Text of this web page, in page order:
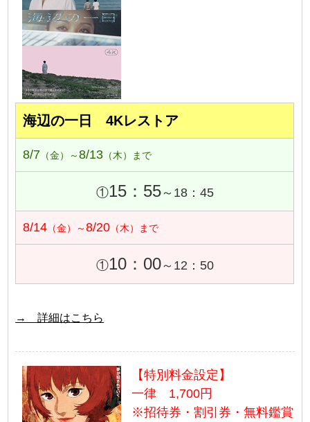
海辺の一日 4Kレストア
8/7 （金）～8/13 （木）まで
①15：55～18：45
8/14 （金）～8/20 （木）まで
①10：00～12：50
→ 詳細はこちら
【特別料金設定】
一律 1,700円
※招待券・割引券・無料鑑賞